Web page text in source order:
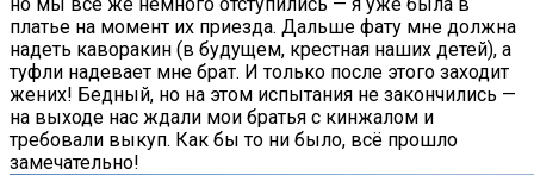
платье на момент их приезда. Дальше фату мне должна
надеть каворакин (в будущем, крестная наших детей), а
туфли надевает мне брат. И только после этого заходит
жених! Бедный, но на этом испытания не закончились —
на выходе нас ждали мои братья с кинжалом и
требовали выкуп. Как бы то ни было, всё прошло
замечательно!